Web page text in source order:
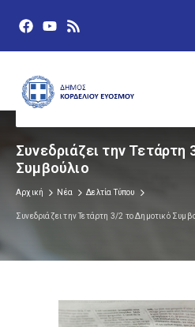
Συνεδριάζει την
Συμβούλιο
Αρχική Νέα Δελτία Τύπου
Συνεδριάζει την Τετάρτη 3/2 το Δημοτικό